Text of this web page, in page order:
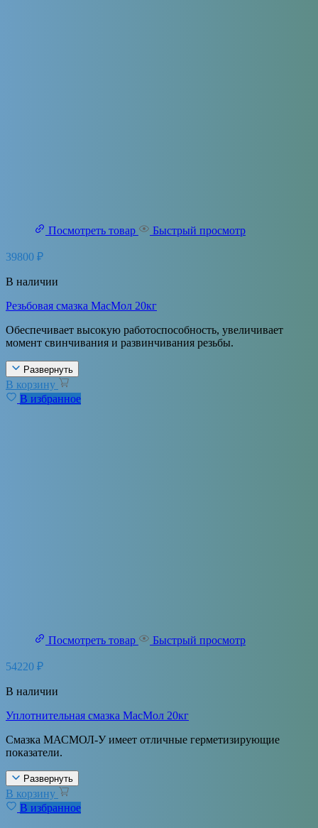
Посмотреть товар Быстрый просмотр
39800 ₽
В наличии
Резьбовая смазка МасМол 20кг
Обеспечивает высокую работоспособность, увеличивает
момент свинчивания и развинчивания резьбы.
Развернуть
В корзину
В избранное
Посмотреть товар Быстрый просмотр
54220 ₽
В наличии
Уплотнительная смазка МасМол 20кг
Смазка МАСМОЛ-У имеет отличные герметизирующие
показатели.
Развернуть
В корзину
В избранное